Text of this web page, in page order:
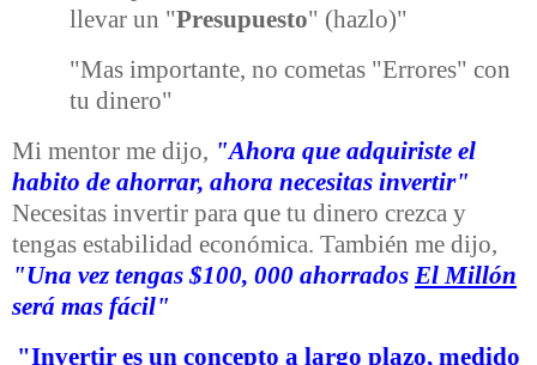
llevar un "Presupuesto" (hazlo)"
"Mas importante, no cometas "Errores" con
tu dinero"
Mi mentor me dijo, "Ahora que adquiriste el
habito de ahorrar, ahora necesitas invertir"
Necesitas invertir para que tu dinero crezca y
tengas estabilidad económica. También me dijo,
"Una vez tengas $100, 000 ahorrados El Millón
será mas fácil"
"Invertir es un concepto a largo plazo, medido